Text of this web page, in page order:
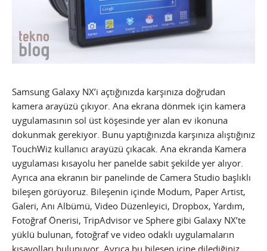
Samsung Galaxy NX’i açtığınızda karşınıza doğrudan
kamera arayüzü çıkıyor. Ana ekrana dönmek için kamera
uygulamasının sol üst köşesinde yer alan ev ikonuna
dokunmak gerekiyor. Bunu yaptığınızda karşınıza alıştığınız
TouchWiz kullanıcı arayüzü çıkacak. Ana ekranda Kamera
uygulaması kısayolu her panelde sabit şekilde yer alıyor.
Ayrıca ana ekranın bir panelinde de Camera Studio başlıklı
bileşen görüyoruz. Bileşenin içinde Modum, Paper Artist,
Galeri, Anı Albümü, Video Düzenleyici, Dropbox, Yardım,
Fotoğraf Önerisi, TripAdvisor ve Sphere gibi Galaxy NX’te
yüklü bulunan, fotoğraf ve video odaklı uygulamaların